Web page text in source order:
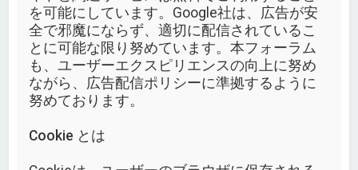
を可能にしています。Google社は、広告が安
全で邪魔にならず、適切に配信されているこ
とに可能な限り努めています。本フォーラム
も、ユーザーエクスピリエンスの向上に努め
ながら、広告配信ポリシーに準拠するように
努めております。
Cookie とは